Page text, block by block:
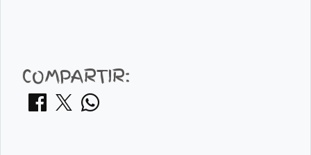
COMPARTIR: